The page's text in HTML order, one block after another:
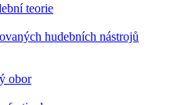
teorie
hudebních nástrojů
obor